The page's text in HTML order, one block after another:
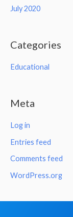
July 2020
Categories
Educational
Meta
Log in
Entries feed
Comments feed
WordPress.org